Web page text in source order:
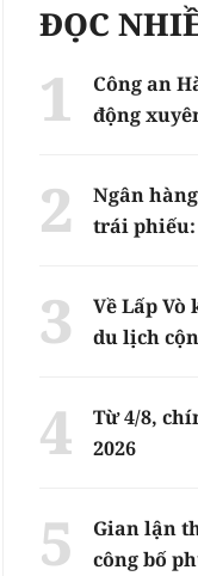
ĐỌC
Công an
động
Ngân
trái phiếu:
Về Lấp
du lịch
Từ 4/8,
2026
Gian lận
công bố